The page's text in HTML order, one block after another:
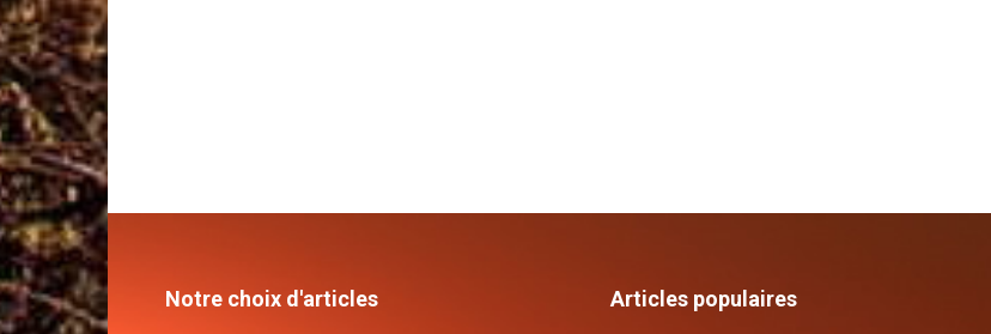
Notre choix d'articles Articles populaires